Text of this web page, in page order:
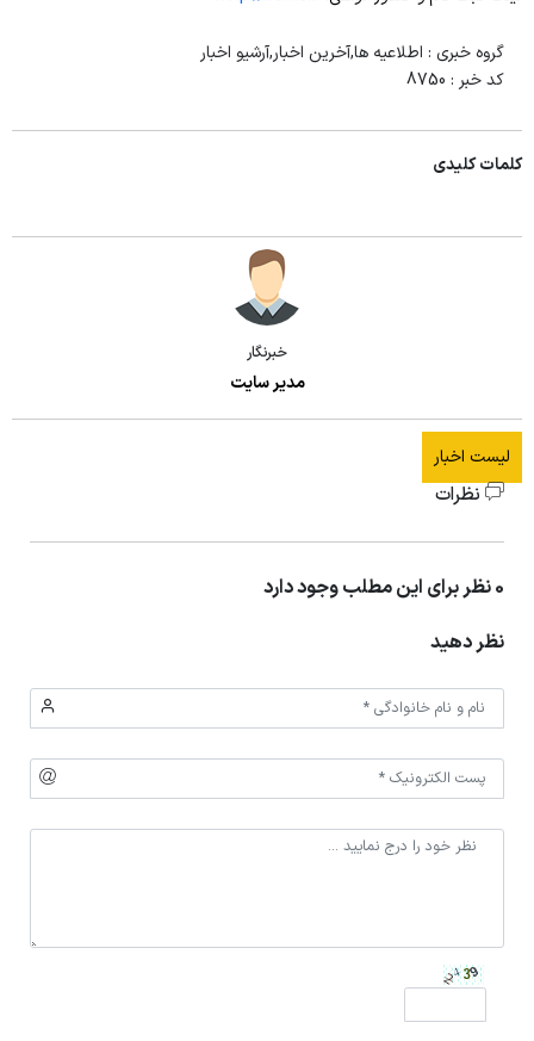
ژورنال کلاب
گروه خبری : اطلاعیه ها,آخرین اخبار,آرشیو اخبار
کد خبر : 8750
کلمات کلیدی
خبرنگار
مدیر سایت
لیست اخبار
نظرات
0 نظر برای این مطلب وجود دارد
نظر دهید